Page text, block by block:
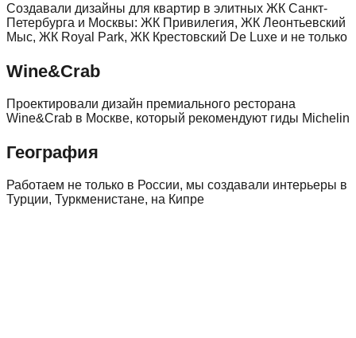
Создавали дизайны для квартир в элитных ЖК Санкт-
Петербурга и Москвы: ЖК Привилегия, ЖК Леонтьевский
Мыс, ЖК Royal Park, ЖК Крестовский De Luxe и не только
Wine&Crab
Проектировали дизайн премиального ресторана
Wine&Crab в Москве, который рекомендуют гиды Michelin
География
Работаем не только в России, мы создавали интерьеры в
Турции, Туркменистане, на Кипре